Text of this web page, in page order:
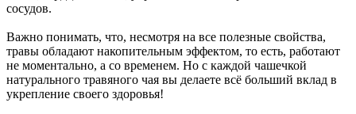
сосудов.
Важно понимать, что, несмотря на все полезные свойства,
травы обладают накопительным эффектом, то есть, работают
не моментально, а со временем. Но с каждой чашечкой
натурального травяного чая вы делаете всё больший вклад в
укрепление своего здоровья!